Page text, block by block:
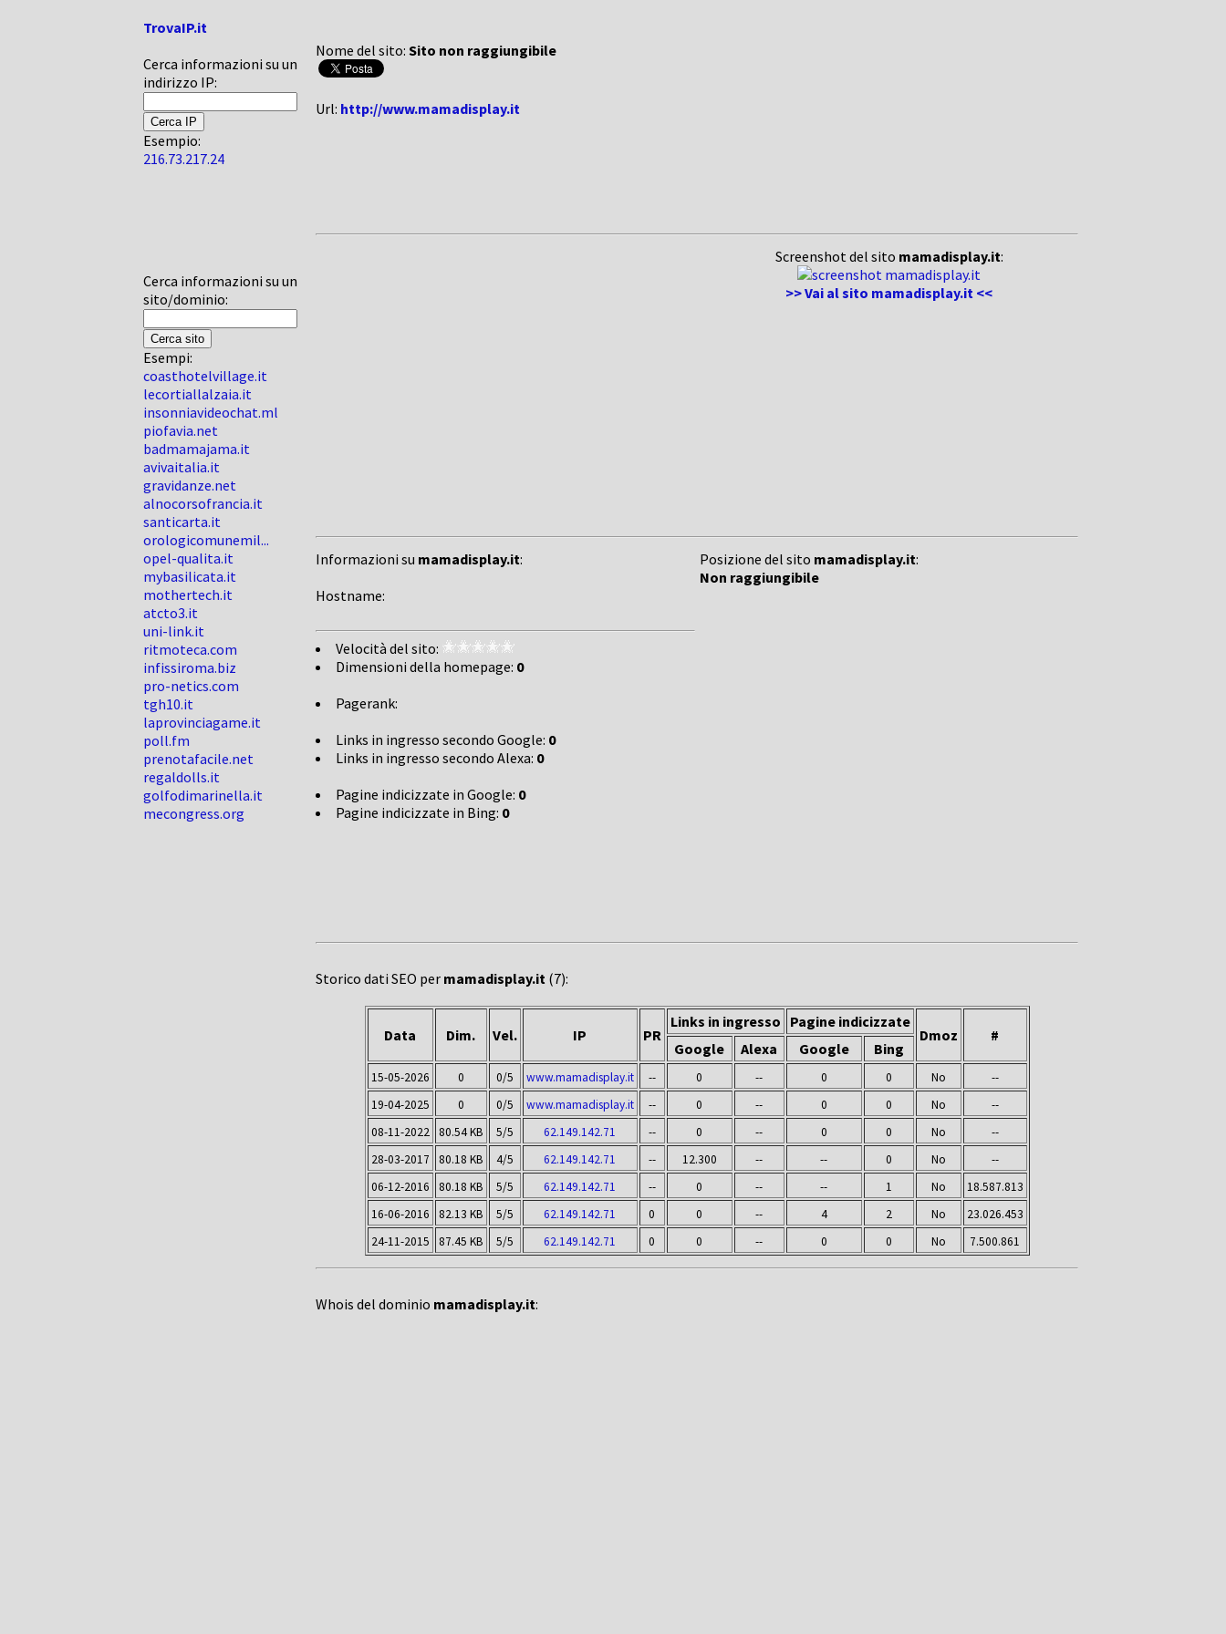
TrovaIP.it
Cerca informazioni su un
indirizzo IP:
Esempio:
216.73.217.24
Cerca informazioni su un
sito/dominio:
Esempi:
coasthotelvillage.it
lecortiallalzaia.it
insonniavideochat.ml
piofavia.net
badmamajama.it
avivaitalia.it
gravidanze.net
alnocorsofrancia.it
santicarta.it
orologicomunemil...
opel-qualita.it
mybasilicata.it
mothertech.it
atcto3.it
uni-link.it
ritmoteca.com
infissiroma.biz
pro-netics.com
tgh10.it
laprovinciagame.it
poll.fm
prenotafacile.net
regaldolls.it
golfodimarinella.it
mecongress.org
Nome del sito: Sito non raggiungibile
Url: http://www.mamadisplay.it
Screenshot del sito mamadisplay.it:
>> Vai al sito mamadisplay.it <<
Informazioni su mamadisplay.it:
Hostname:
Velocità del sito:
Dimensioni della homepage: 0
Pagerank:
Links in ingresso secondo Google: 0
Links in ingresso secondo Alexa: 0
Pagine indicizzate in Google: 0
Pagine indicizzate in Bing: 0
Posizione del sito mamadisplay.it:
Non raggiungibile
Storico dati SEO per mamadisplay.it (7):
Data Dim. Vel. IP PR
Links in ingresso Pagine indicizzate
Dmoz #
Google Alexa Google Bing
15-05-2026 0 0/5 www.mamadisplay.it -- 0 -- 0 0 No
--
19-04-2025
0 0/5 www.mamadisplay.it -- 0 -- 0 0 No
--
08-11-2022
80.54 KB 5/5 62.149.142.71 -- 0 -- 0 0 No
--
28-03-2017
80.18 KB 4/5 62.149.142.71 -- 12.300 -- -- 0 No
--
06-12-2016
80.18 KB 5/5 62.149.142.71 -- 0 -- -- 1 No
18.587.813
16-06-2016
82.13 KB 5/5 62.149.142.71 0 0 -- 4 2 No
23.026.453
24-11-2015
87.45 KB 5/5 62.149.142.71 0 0 -- 0 0 No 7.500.861
Whois del dominio mamadisplay.it: